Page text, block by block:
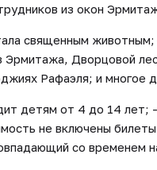
из окон
священным животным;
Дворцовой
Рафаэля; и многое
детям от 4 до 14 лет;
не включены
со временем